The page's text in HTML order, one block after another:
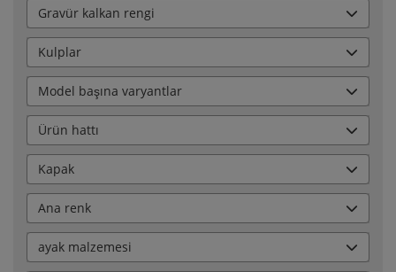
Gravür kalkan rengi
Kulplar
Model başına varyantlar
Ürün hattı
Kapak
Ana renk
ayak malzemesi